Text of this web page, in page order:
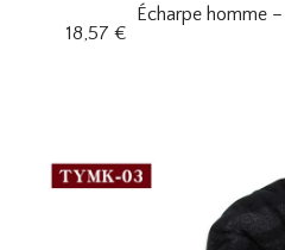
Écharpe homme
18,57 €